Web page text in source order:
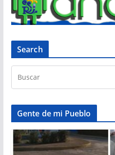
Search
Gente de mi Pueblo